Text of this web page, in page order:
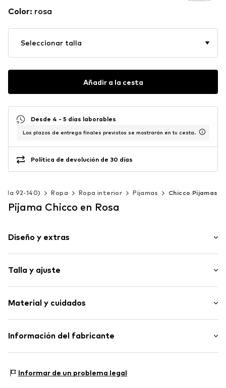
Color: rosa
Seleccionar talla
Añadir a la cesta
Desde 4 - 5 días laborables
Los plazos de entrega finales previstos se mostrarán en tu cesta.
Política de devolución de 30 días
92-140) Ropa Ropa interior Pijamas Chicco Pijamas
Pijama Chicco en Rosa
Diseño y extras
Estampado en toda la superficie
Una pieza.
Artículo n.º OCO4958001000001
Talla y ajuste
Material y cuidados
Material: 95% Algodón, 5% Elastán
Información del fabricante
22070 GRANDATE (COMO)
Informar de un problema legal